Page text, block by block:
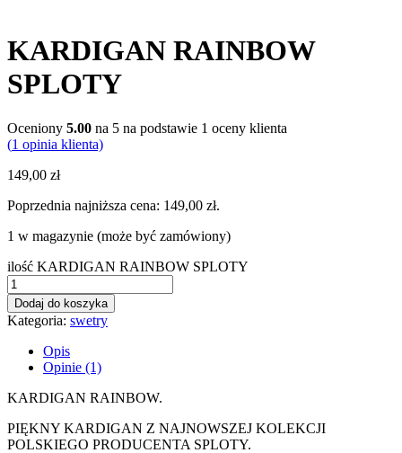
KARDIGAN RAINBOW
SPLOTY
Oceniony 5.00 na 5 na podstawie 1 oceny klienta
(1 opinia klienta)
149,00 zł
Poprzednia najniższa cena: 149,00 zł.
1 w magazynie (może być zamówiony)
ilość KARDIGAN RAINBOW SPLOTY
Dodaj do koszyka
Kategoria: swetry
Opis
Opinie (1)
KARDIGAN RAINBOW.
PIĘKNY KARDIGAN Z NAJNOWSZEJ KOLEKCJI
POLSKIEGO PRODUCENTA SPLOTY.